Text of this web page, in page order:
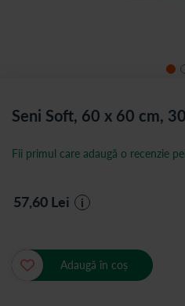
Seni Soft, 60 x 60 cm,
Fii primul care adaugă o recenzie
57,60 Lei i
Adaugă în coș